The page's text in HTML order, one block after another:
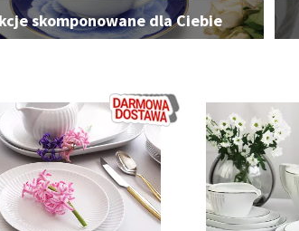
skomponowane dla Ciebie